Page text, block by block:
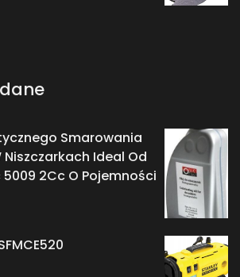
Smarowania
Niszczarkach Ideal Od
2Cc O Pojemności